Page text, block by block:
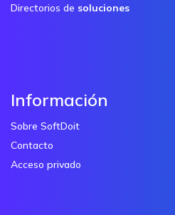
Directorios de soluciones
Información
Sobre SoftDoit
Contacto
Acceso privado